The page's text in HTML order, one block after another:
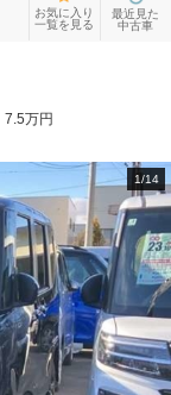
お気に入り
一覧を見る
最近見た
中古車
7.5万円
1/14